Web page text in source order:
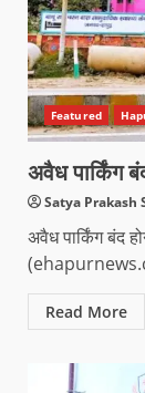
Featured
अवैध पार्किंग
Satya Prakash
अवैध पार्किंग बंद
Read More